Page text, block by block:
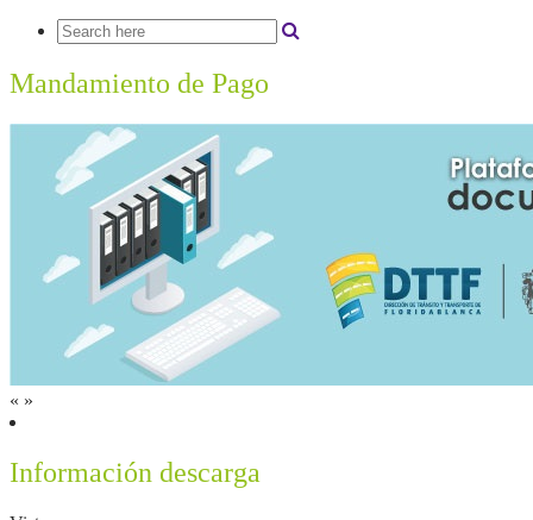
Mandamiento de Pago
« »
Información descarga